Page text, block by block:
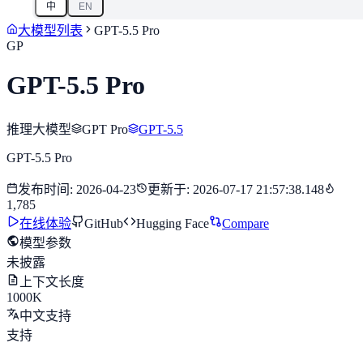
中 EN
大模型列表
GPT-5.5 Pro
GP
GPT-5.5 Pro
推理大模型 GPT Pro GPT-5.5
GPT-5.5 Pro
发布时间 : 2026-04-23 更新于: 2026-07-17 21:57:38.148
1,785
在线体验
GitHub Hugging Face
Compare
模型参数
未披露
上下文长度
1000K
中文支持
支持